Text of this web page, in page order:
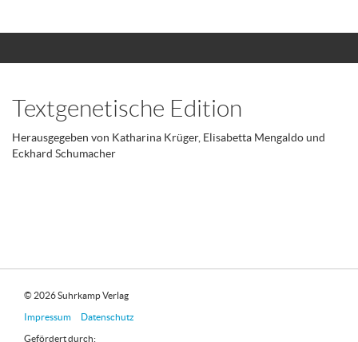
Textgenetische Edition
Herausgegeben von Katharina Krüger, Elisabetta Mengaldo und
Eckhard Schumacher
© 2026 Suhrkamp Verlag
Impressum Datenschutz
Gefördert durch: